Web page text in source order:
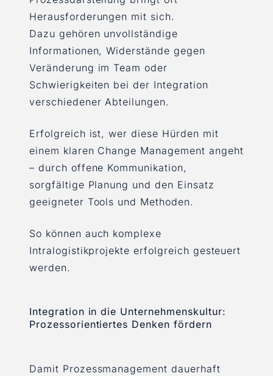
Herausforderungen mit sich.
Dazu gehören unvollständige
Informationen, Widerstände gegen
Veränderung im Team oder
Schwierigkeiten bei der Integration
verschiedener Abteilungen.
Erfolgreich ist, wer diese Hürden mit
einem klaren Change Management angeht
– durch offene Kommunikation,
sorgfältige Planung und den Einsatz
geeigneter Tools und Methoden.
So können auch komplexe
Intralogistikprojekte erfolgreich gesteuert
werden.
Integration in die Unternehmenskultur:
Prozessorientiertes Denken fördern
Damit Prozessmanagement dauerhaft